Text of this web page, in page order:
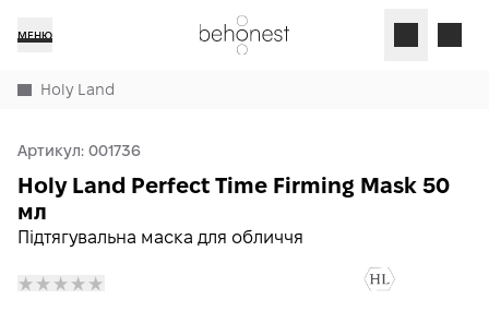
МЕНЮ
Holy Land
Артикул: 001736
Підтягувальна маска для обличчя
Holy Land Perfect Time Firming Mask 50
мл